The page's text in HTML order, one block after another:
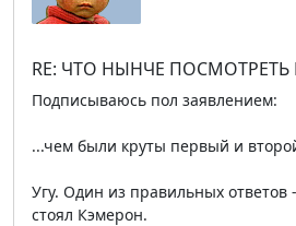
RE: ЧТО НЫНЧЕ
Подписываюсь пол заявлением:
...чем были круты первый и
Угу. Один из правильных ответов
стоял Кэмерон.